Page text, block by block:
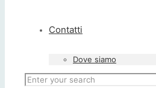
Contatti
Dove siamo